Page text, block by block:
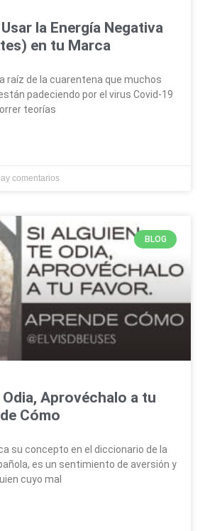
la Energía Negativa
en tu Marca
raíz de la cuarentena que muchos
padeciendo por el virus Covid-19
teorías
comentarios
BLOG
Aprovéchalo a tu
Cómo
su concepto en el diccionario de la
es un sentimiento de aversión y
cuyo mal